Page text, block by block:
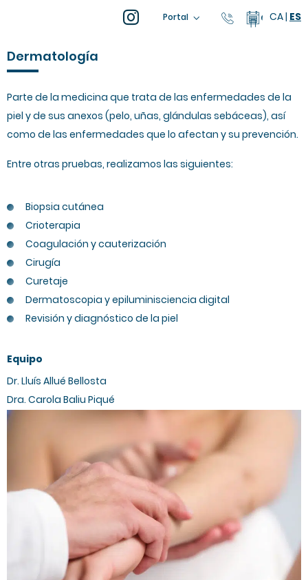
Portal 93 805 04
CA| ES
Dermatología
Parte de la medicina que trata de las enfermedades de la
piel y de sus anexos (pelo, uñas, glándulas sebáceas), así
como de las enfermedades que lo afectan y su prevención.
Entre otras pruebas, realizamos las siguientes:
Biopsia cutánea
Crioterapia
Coagulación y cauterización
Cirugía
Curetaje
Dermatoscopia y epiluminisciencia digital
Revisión y diagnóstico de la piel
Equipo
Dr. Lluís Allué Bellosta
Dra. Carola Baliu Piqué